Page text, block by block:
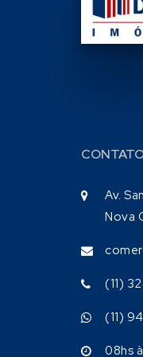
Av.
Nova
(11)
(11)
08hs